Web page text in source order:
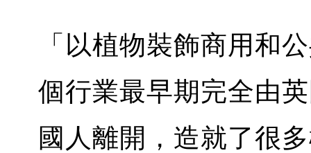
「以植物裝飾商用和
個行業最早期完全由
國人離開，造就了很